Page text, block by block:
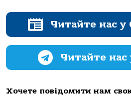
Читайте нас у
Читайте нас
Хочете повідомити нам